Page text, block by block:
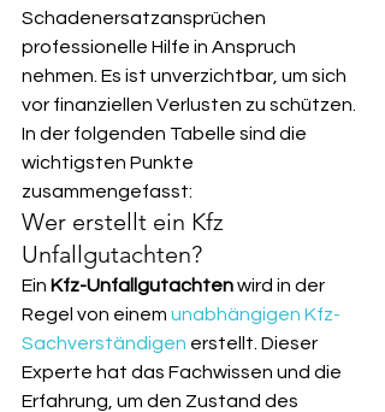
Schadenersatzansprüchen
professionelle Hilfe in Anspruch
nehmen. Es ist unverzichtbar, um sich
vor finanziellen Verlusten zu schützen.
In der folgenden Tabelle sind die
wichtigsten Punkte
zusammengefasst:
Wer erstellt ein Kfz
Unfallgutachten?
Ein Kfz-Unfallgutachten wird in der
Regel von einem unabhängigen Kfz-
Sachverständigen erstellt. Dieser
Experte hat das Fachwissen und die
Erfahrung, um den Zustand des